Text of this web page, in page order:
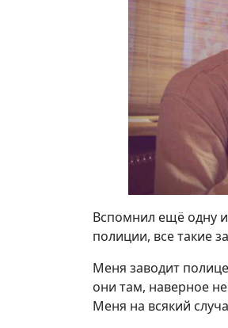
Вспомнил ещё одну
полиции, все такие
Меня заводит
они там, наверное
Меня на всякий